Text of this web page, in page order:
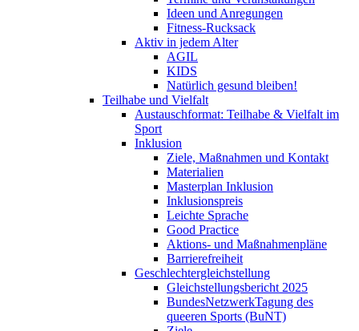
Ideen und Anregungen
Fitness-Rucksack
Aktiv in jedem Alter
AGIL
KIDS
Natürlich gesund bleiben!
Teilhabe und Vielfalt
Austauschformat: Teilhabe & Vielfalt im
Sport
Inklusion
Ziele, Maßnahmen und Kontakt
Materialien
Masterplan Inklusion
Inklusionspreis
Leichte Sprache
Good Practice
Aktions- und Maßnahmenpläne
Barrierefreiheit
Geschlechtergleichstellung
Gleichstellungsbericht 2025
BundesNetzwerkTagung des
queeren Sports (BuNT)